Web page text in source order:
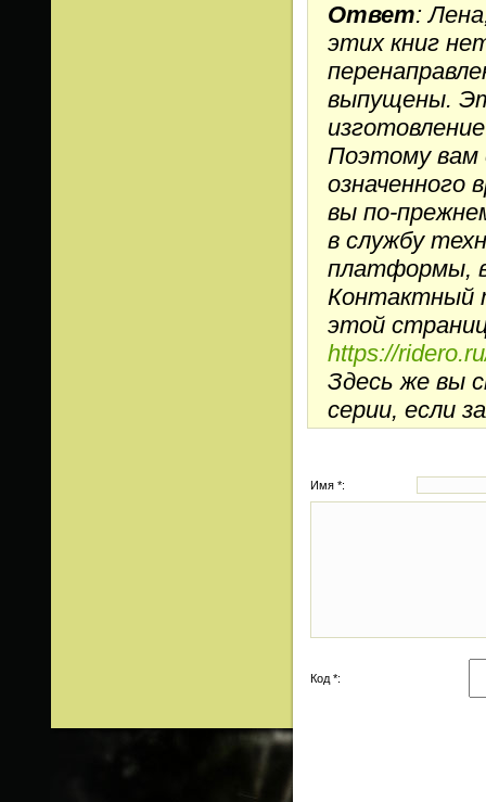
Ответ:
этих книг
выпущены.
Поэтому вам
означенного
вы по-
в службу
платформы,
Контактный
этой
https://
Здесь же вы
серии, если
Имя *:
Код *: